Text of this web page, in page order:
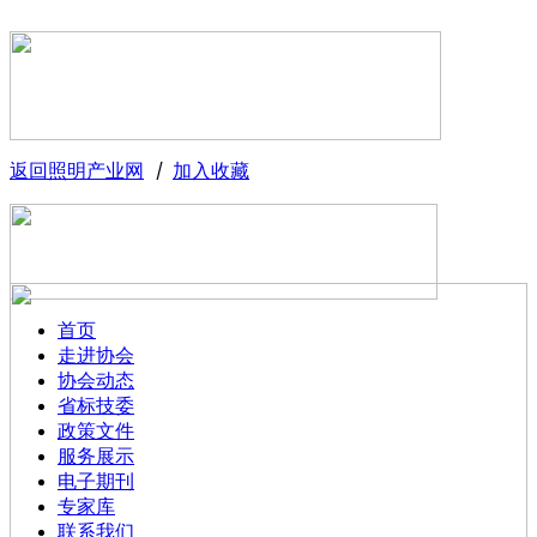
返回照明产业网 丨 加入收藏
首页
走进协会
协会动态
省标技委
政策文件
服务展示
电子期刊
专家库
联系我们